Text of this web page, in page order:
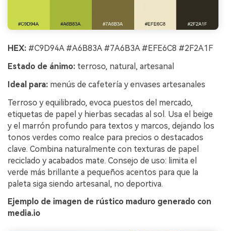
HEX: #C9D94A #A6B83A #7A6B3A #EFE6C8 #2F2A1F
Estado de ánimo: terroso, natural, artesanal
Ideal para: menús de cafetería y envases artesanales
Terroso y equilibrado, evoca puestos del mercado,
etiquetas de papel y hierbas secadas al sol. Usa el beige
y el marrón profundo para textos y marcos, dejando los
tonos verdes como realce para precios o destacados
clave. Combina naturalmente con texturas de papel
reciclado y acabados mate. Consejo de uso: limita el
verde más brillante a pequeños acentos para que la
paleta siga siendo artesanal, no deportiva.
Ejemplo de imagen de rústico maduro generado con
media.io